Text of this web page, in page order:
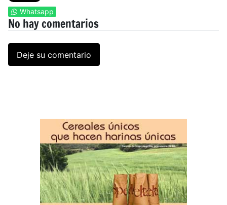
Whatsapp
No hay comentarios
Deje su comentario